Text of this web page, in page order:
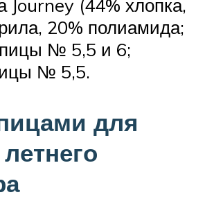
Journey (44% хлопка,
20% полиамида;
№ 5,5 и 6;
№ 5,5.
для